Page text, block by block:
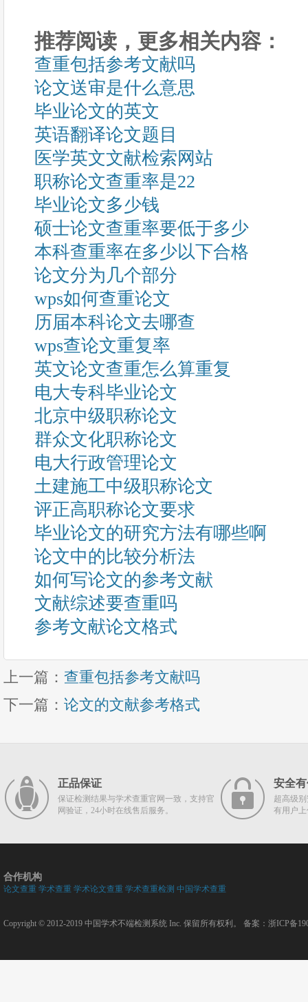
推荐阅读，更多相关内容：
查重包括参考文献吗
论文送审是什么意思
毕业论文的英文
英语翻译论文题目
医学英文文献检索网站
职称论文查重率是22
毕业论文多少钱
硕士论文查重率要低于多少
本科查重率在多少以下合格
论文分为几个部分
wps如何查重论文
历届本科论文去哪查
wps查论文重复率
英文论文查重怎么算重复
电大专科毕业论文
北京中级职称论文
群众文化职称论文
电大行政管理论文
土建施工中级职称论文
评正高职称论文要求
毕业论文的研究方法有哪些啊
论文中的比较分析法
如何写论文的参考文献
文献综述要查重吗
参考文献论文格式
上一篇： 查重包括参考文献吗
下一篇： 论文的文献参考格式
正品保证
保证检测结果与学术查重官网一致，支持官
网验证，24小时在线售后服务。
安全
超高级
有用户
合作机构
论文查重 学术查重 学术论文查重 学术查重检测 中国学术查重
Copyright © 2012-2019 中国学术不端检测系统 Inc. 保留所有权利。 备案： 浙ICP备